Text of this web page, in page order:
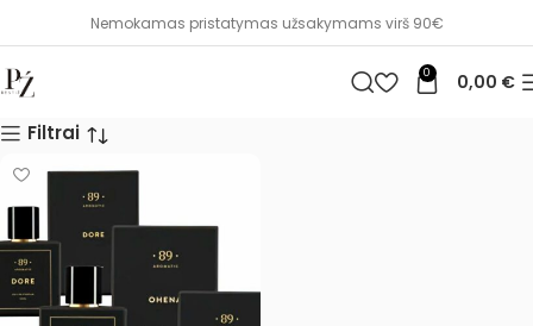
Nemokamas pristatymas užsakymams virš 90€
0 0,00 €
Filtrai